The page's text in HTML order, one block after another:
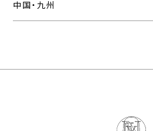
中国・九州